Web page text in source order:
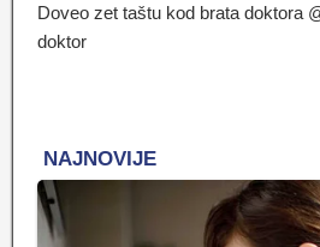
Doveo zet taštu kod brata doktora
doktor